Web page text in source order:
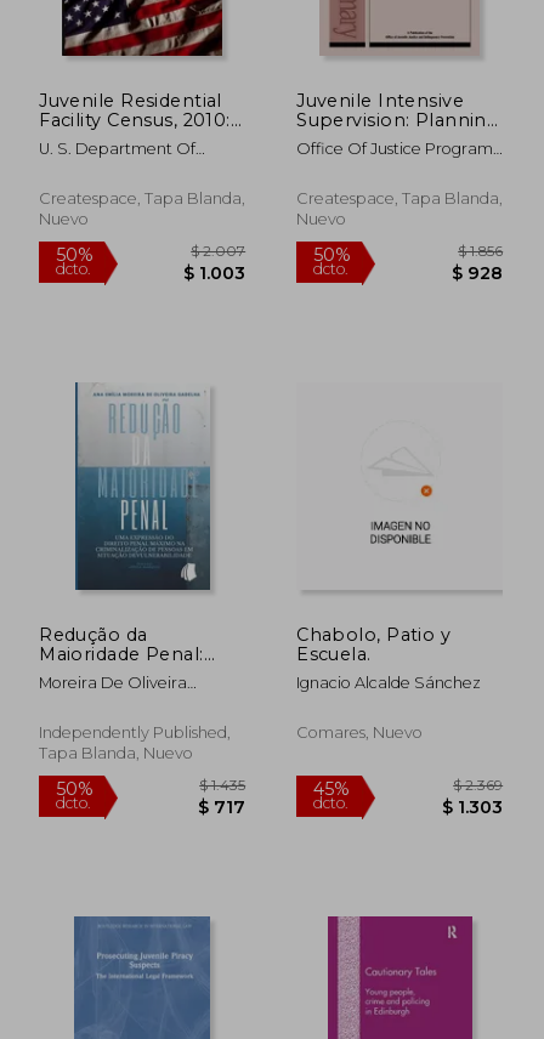
50% 50%
Juvenile Residential
Facility Census, 2010:
Selected Findings (en
Inglés)
U. S. Department Of
Createspace, Tapa Blanda,
Nuevo
50%
dcto.
Juvenile Intensive
Supervision: Planning
Guide (en Inglés)
Office Of Justice Programs
And Delinquen ; U. S.
Department Of Justice
Createspace, Tapa Blanda,
Nuevo
50%
dcto.
Redução da
Maioridade Penal:
Uma Expressão do
Direito Penal Máximo
Pessoas em Situação
de Vulnerabilidade
Moreira De Oliveira
Independently Published,
Tapa Blanda, Nuevo
Chabolo, Patio y
Escuela.
Ignacio Alcalde Sánchez
Comares, Nuevo